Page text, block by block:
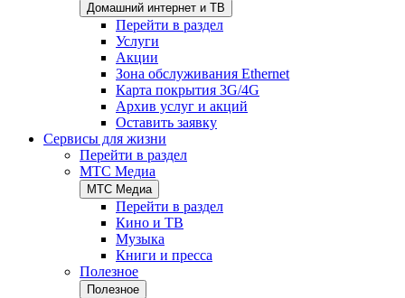
Домашний интернет и ТВ
Перейти в раздел
Услуги
Акции
Зона обслуживания Ethernet
Карта покрытия 3G/4G
Архив услуг и акций
Оставить заявку
Сервисы для жизни
Перейти в раздел
МТС Медиа
МТС Медиа
Перейти в раздел
Кино и ТВ
Музыка
Книги и пресса
Полезное
Полезное